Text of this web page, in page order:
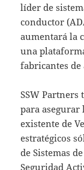
líder de
conductor
aumentará la
una
fabricantes de
SSW Partners
para asegurar
existente de
estratégicos
de Sistemas
Seguridad